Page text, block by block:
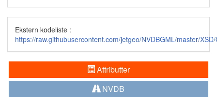
Ekstern kodeliste :
https://raw.githubusercontent.com/jetgeo/NVDBGML/master/
Attributter
NVDB